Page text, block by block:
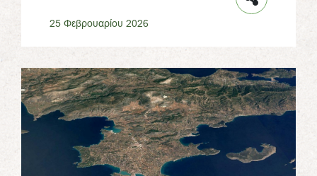
25 Φεβρουαρίου 2026